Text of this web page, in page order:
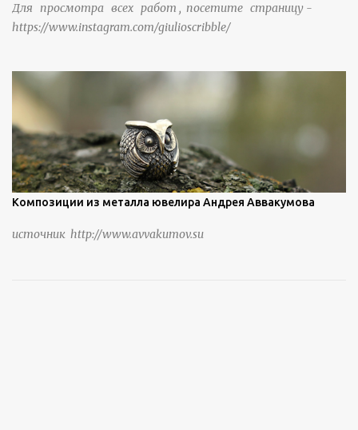
Для просмотра всех работ , посетите страницу -
https://www.instagram.com/giulioscribble/
Композиции из металла ювелира Андрея Аввакумова
источник http://www.avvakumov.su